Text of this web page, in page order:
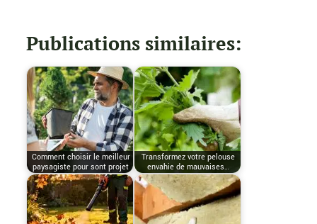
Publications similaires:
Comment choisir le meilleur
paysagiste pour sont projet
Transformez votre pelouse
envahie de mauvaises…